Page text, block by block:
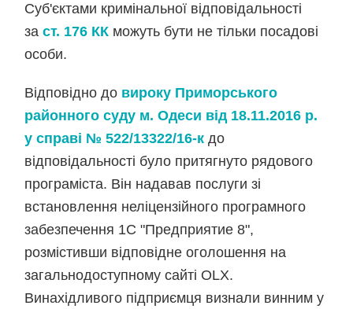
Суб'єктами кримінальної відповідальності
заст. 176 КК можуть бути не тільки посадові
особи.
Відповідно до вироку Приморського
районного суду м. Одеси від 18.11.2016 р.
у справі № 522/13322/16-к до
відповідальності було притягнуто рядового
програміста. Він надавав послуги зі
встановлення неліцензійного програмного
забезпечення 1С "Предприятие 8",
розмістивши відповідне оголошення на
загальнодоступному сайті OLX.
Винахідливого підприємця визнали винним у